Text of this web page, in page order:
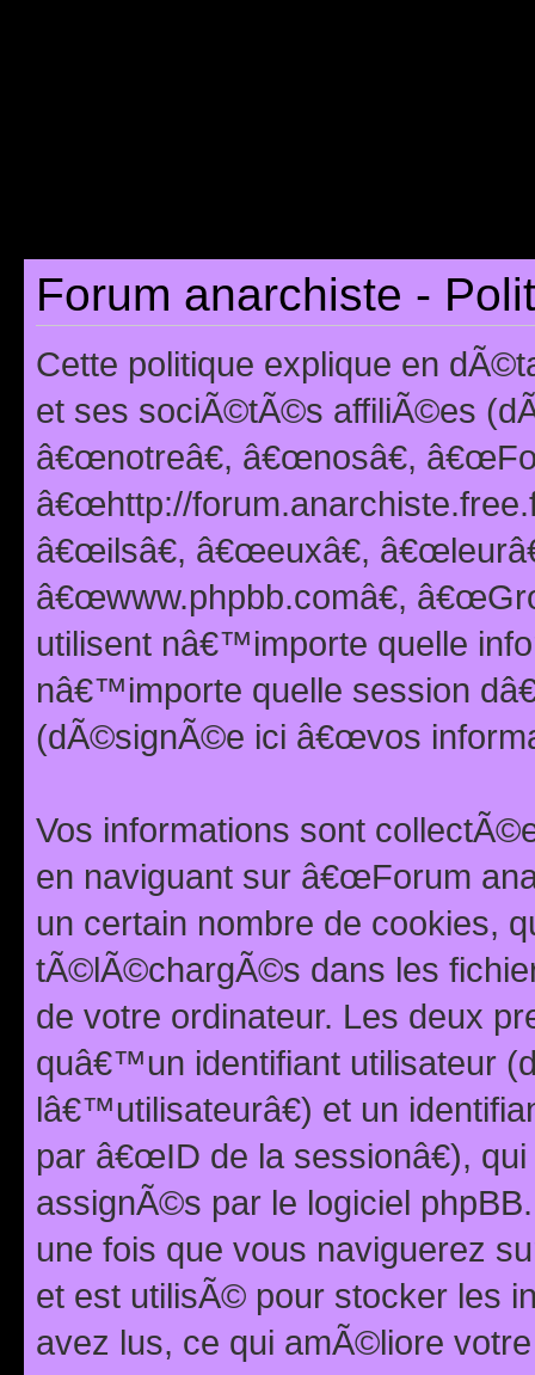
Forum anarchiste -
Cette politique explique en
et ses sociÃ©tÃ©s affiliÃ©es
â€œnotreâ€, â€œnosâ€,
â€œhttp://
â€œilsâ€, â€œeuxâ€,
â€œwww.phpbb.comâ€,
utilisent nâ€™importe quelle
nâ€™importe quelle session
(dÃ©signÃ©e ici â€œvos
Vos informations sont
en naviguant sur â€œForum
un certain nombre de cookies,
tÃ©lÃ©chargÃ©s dans les
de votre ordinateur. Les deux
quâ€™un identifiant utilisateur
lâ€™utilisateurâ€) et un
par â€œID de la sessionâ€),
assignÃ©s par le logiciel
une fois que vous naviguerez
et est utilisÃ© pour stocker les
avez lus, ce qui amÃ©liore